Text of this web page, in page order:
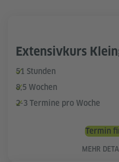
Extensivkurs
51 Stunden
8,5 Wochen
2-3 Termine pro Woche
Termin
MEHR